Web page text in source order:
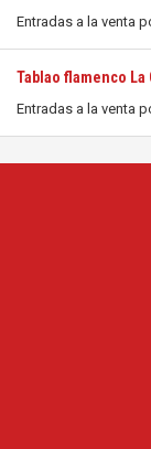
Entradas a la venta
Tablao flamenco
Entradas a la venta